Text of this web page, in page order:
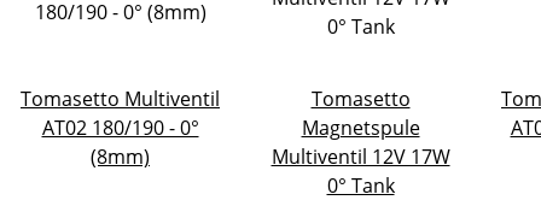
Tomasetto Multiventil
AT02 180/190 - 0°
(8mm)
Tomasetto
Magnetspule
Multiventil 12V 17W
0° Tank